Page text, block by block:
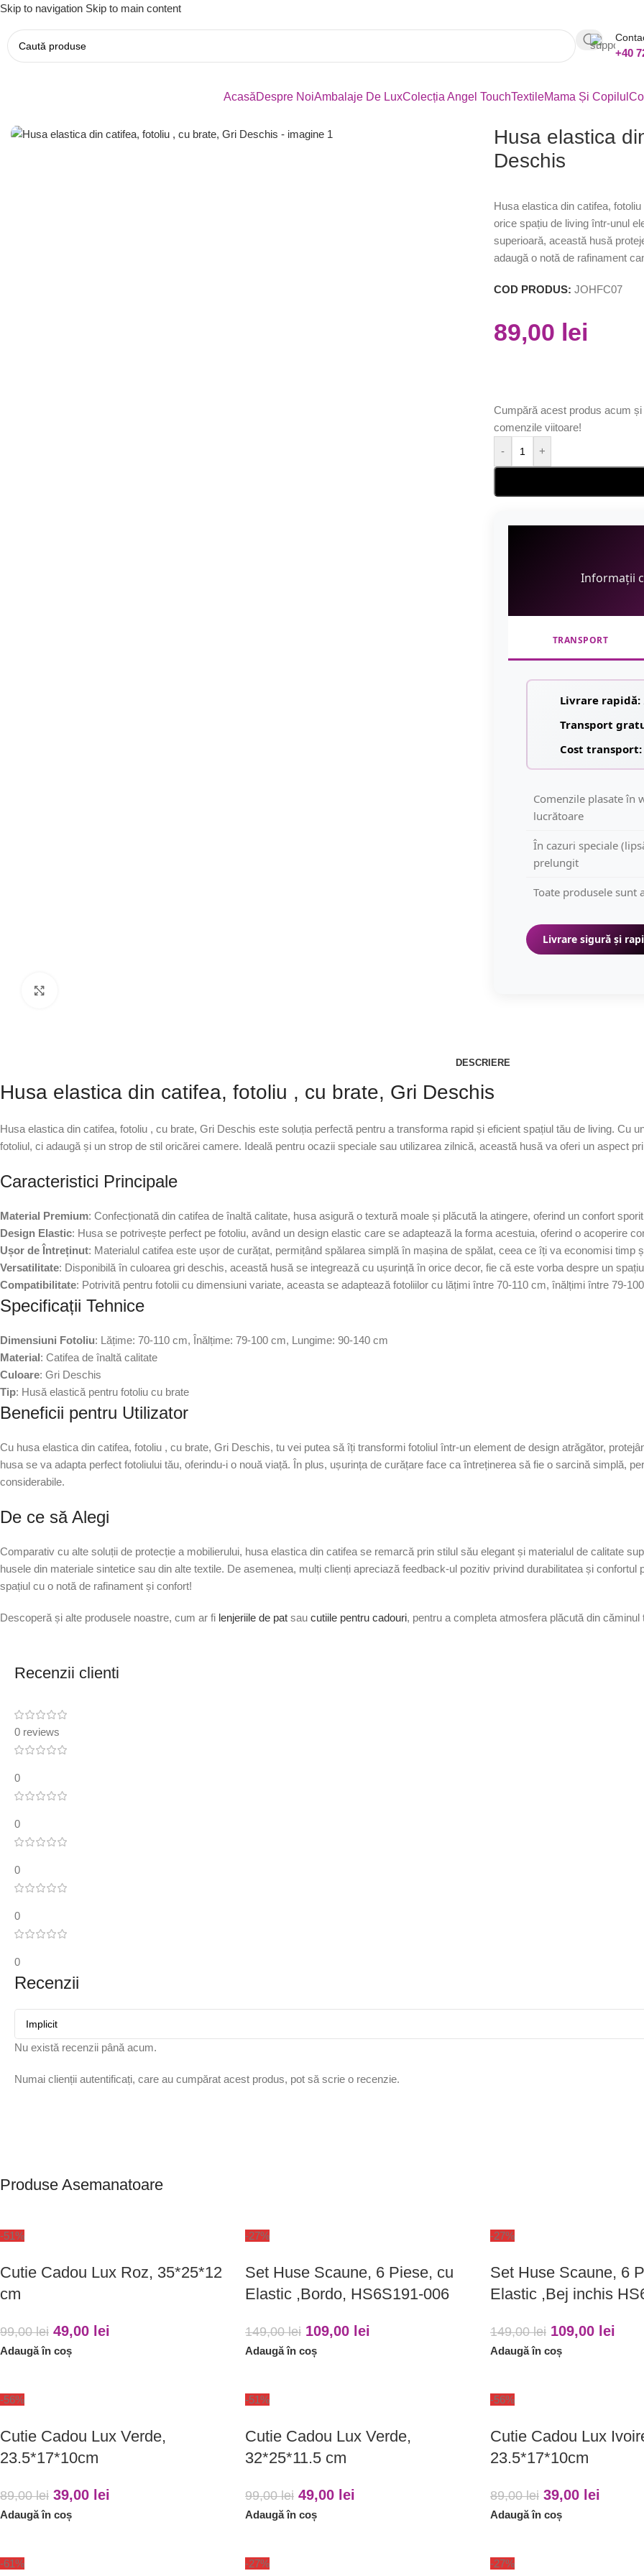
Skip to navigation Skip to main content
+40
AcasăDespre NoiAmbalaje De LuxColecția Angel TouchTextileMama Și Copilul
Husa elastica
Deschis
Husa elastica din catifea,
orice spațiu de living într-unul
superioară, această husă
adaugă o notă de rafinament
COD PRODUS: JOHFC07
89,00 lei
Cumpără acest produs acum
comenzile viitoare!
-
+
Informații
TRANSPORT
Livrare rapidă:
Transport
Cost transport:
Comenzile plasate în
lucrătoare
În cazuri speciale
prelungit
Toate produsele sunt
Livrare sigură și
DESCRIERE
Husa elastica din catifea, fotoliu , cu brate, Gri Deschis
Husa elastica din catifea, fotoliu , cu brate, Gri Deschis este soluția perfectă pentru a transforma rapid și eficient spațiul tău de living. Cu
fotoliul, ci adaugă și un strop de stil oricărei camere. Ideală pentru ocazii speciale sau utilizarea zilnică, această husă va oferi un aspect
Caracteristici Principale
Material Premium: Confecționată din catifea de înaltă calitate, husa asigură o textură moale și plăcută la atingere, oferind un confort
Design Elastic: Husa se potrivește perfect pe fotoliu, având un design elastic care se adaptează la forma acestuia, oferind o acoperire
Ușor de Întreținut: Materialul catifea este ușor de curățat, permițând spălarea simplă în mașina de spălat, ceea ce îți va economisi timp
Versatilitate: Disponibilă în culoarea gri deschis, această husă se integrează cu ușurință în orice decor, fie că este vorba despre un
Compatibilitate: Potrivită pentru fotolii cu dimensiuni variate, aceasta se adaptează fotoliilor cu lățimi între 70-110 cm, înălțimi între 79-
Specificații Tehnice
Dimensiuni Fotoliu: Lățime: 70-110 cm, Înălțime: 79-100 cm, Lungime: 90-140 cm
Material: Catifea de înaltă calitate
Culoare: Gri Deschis
Tip: Husă elastică pentru fotoliu cu brate
Beneficii pentru Utilizator
Cu husa elastica din catifea, fotoliu , cu brate, Gri Deschis, tu vei putea să îți transformi fotoliul într-un element de design atrăgător,
husa se va adapta perfect fotoliului tău, oferindu-i o nouă viață. În plus, ușurința de curățare face ca întreținerea să fie o sarcină simplă,
considerabile.
De ce să Alegi
Comparativ cu alte soluții de protecție a mobilierului, husa elastica din catifea se remarcă prin stilul său elegant și materialul de calitate
husele din materiale sintetice sau din alte textile. De asemenea, mulți clienți apreciază feedback-ul pozitiv privind durabilitatea și
spațiul cu o notă de rafinament și confort!
Descoperă și alte produsele noastre, cum ar fi lenjeriile de pat sau cutiile pentru cadouri, pentru a completa atmosfera plăcută din căminul
Recenzii clienti
0 reviews
0
0
0
0
0
Recenzii
Nu există recenzii până acum.
Numai clienții autentificați, care au cumpărat acest produs, pot să scrie o recenzie.
Produse Asemanatoare
-51%
Cutie Cadou Lux Roz, 35*25*12
cm
99,00lei 49,00 lei
Adaugă în coș
-27%
Set Huse Scaune, 6 Piese, cu
Elastic ,Bordo, HS6S191-006
149,00lei 109,00 lei
Adaugă în coș
-27%
Set Huse Scaune, 6
Elastic ,Bej inchis
149,00lei 109,00 lei
Adaugă în coș
-56%
Cutie Cadou Lux Verde,
23.5*17*10cm
89,00lei 39,00 lei
Adaugă în coș
-51%
Cutie Cadou Lux Verde,
32*25*11.5 cm
99,00lei 49,00 lei
Adaugă în coș
-56%
Cutie Cadou Lux
23.5*17*10cm
89,00lei 39,00 lei
Adaugă în coș
-61% -27% -27%